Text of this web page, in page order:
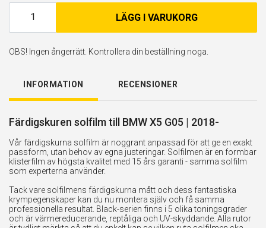
LÄGG I VARUKORG
OBS! Ingen ångerrätt. Kontrollera din beställning noga.
INFORMATION RECENSIONER
Färdigskuren solfilm till BMW X5 G05 | 2018-
Vår färdigskurna solfilm är noggrant anpassad för att ge en exakt
passform, utan behov av egna justeringar. Solfilmen är en formbar
klisterfilm av högsta kvalitet med 15 års garanti - samma solfilm
som experterna använder.
Tack vare solfilmens färdigskurna mått och dess fantastiska
krympegenskaper kan du nu montera själv och få samma
professionella resultat. Black-serien finns i 5 olika toningsgrader
och är värmereducerande, reptåliga och UV-skyddande. Alla rutor